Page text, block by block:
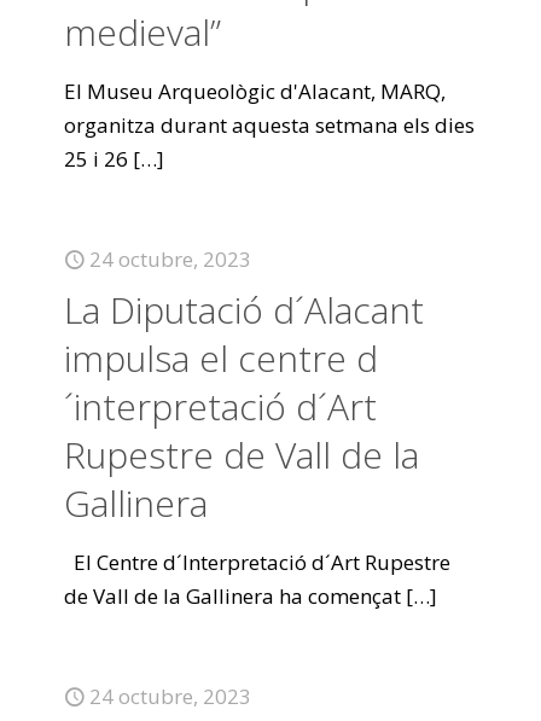
medieval”
El Museu Arqueològic d'Alacant, MARQ,
organitza durant aquesta setmana els dies
25 i 26 […]
24 octubre, 2023
La Diputació d´Alacant
impulsa el centre d
´interpretació d´Art
Rupestre de Vall de la
Gallinera
El Centre d´Interpretació d´Art Rupestre
de Vall de la Gallinera ha començat […]
24 octubre, 2023